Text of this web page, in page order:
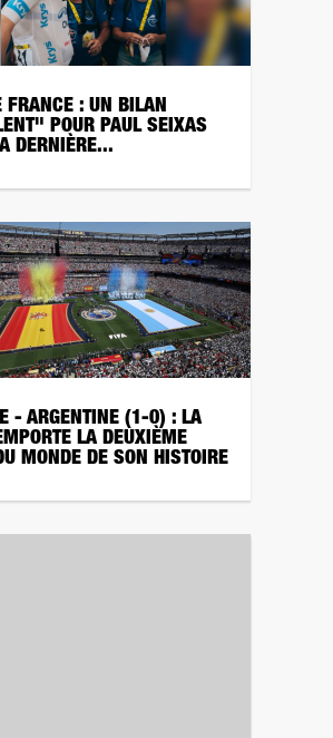
FRANCE : UN BILAN
POUR PAUL SEIXAS
DERNIÈRE...
- ARGENTINE (1-0) : LA
LA DEUXIÈME
MONDE DE SON HISTOIRE